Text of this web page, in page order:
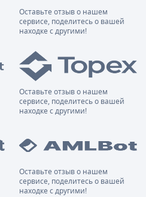
Оставьте отзыв о нашем
сервисе, поделитесь о вашей
находке с другими!
Оставьте отзыв о нашем
сервисе, поделитесь о вашей
находке с другими!
Оставьте отзыв о нашем
сервисе, поделитесь о вашей
находке с другими!